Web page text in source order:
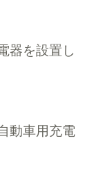
器を設置し
動車用充電